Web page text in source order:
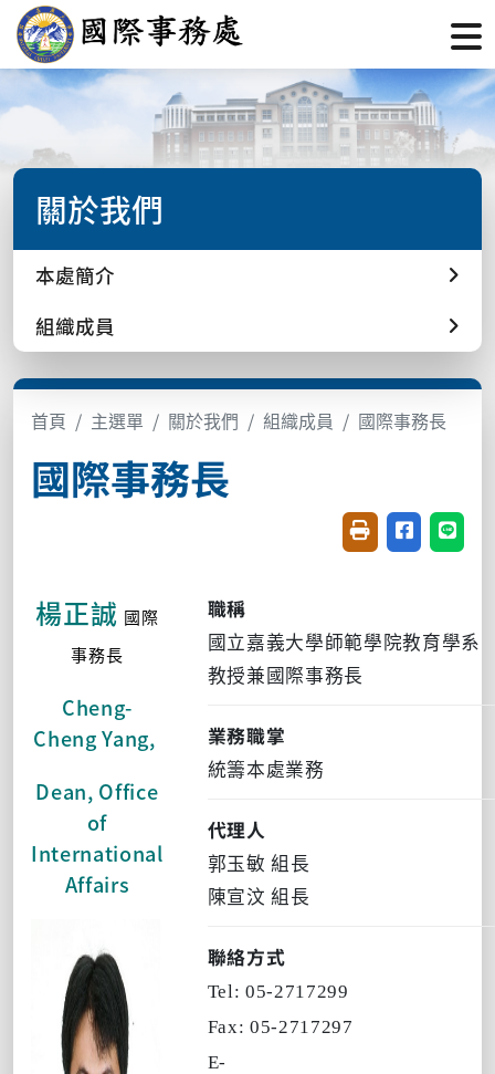
關於我們
本處簡介
組織成員
首頁 主選單 關於我們 組織成員 國際事務長
國際事務長
友善列印(開新視
分享至臉書
分享
楊正誠 國際
事務長
Cheng-
Cheng Yang,
Dean, Office
of
International
Affairs
職稱
國立嘉義大學師範學院教育學系
教授兼國際事務長
業務職掌
統籌本處業務
代理人
郭玉敏 組長
陳宣汶 組長
聯絡方式
Tel: 05-2717299
Fax: 05-2717297
E-